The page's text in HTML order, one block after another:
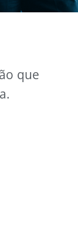
que